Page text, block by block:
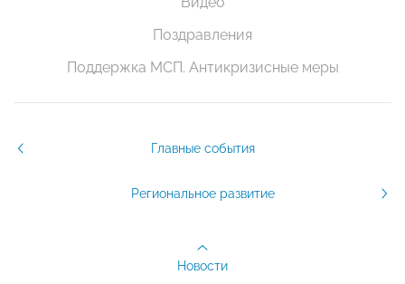
Поздравления
Поддержка МСП. Антикризисные меры
Главные события
Региональное развитие
Новости